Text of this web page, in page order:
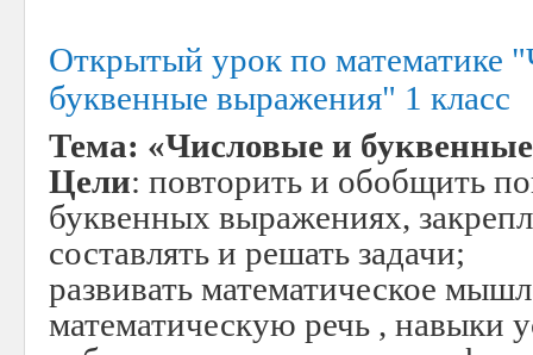
Открытый урок по математике
буквенные выражения" 1 класс
Тема: «Числовые и
Цели: повторить и обобщить
буквенных выражениях,
составлять и решать задачи;
развивать математическое
математическую речь , навыки